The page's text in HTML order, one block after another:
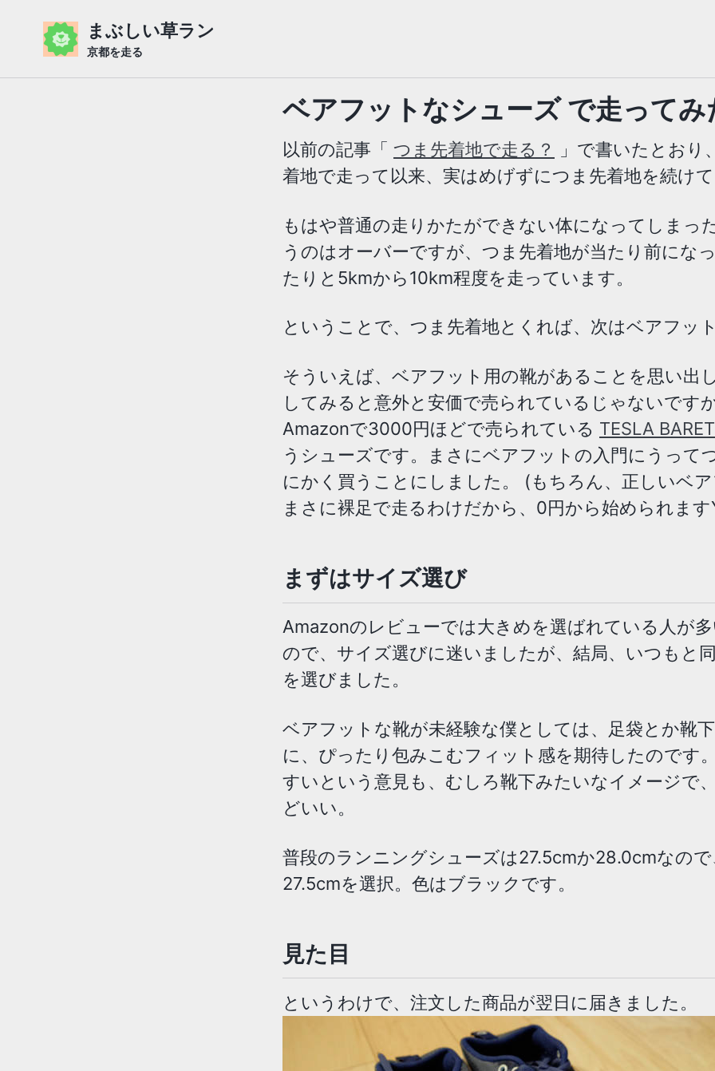
まぶしい草ラン
京都を走る
ベアフットなシューズ で走ってみ
以前の記事「 つま先着地で走る？
」で書いたとおり
着地で走って以来、実はめげずにつま先着地を続け
もはや普通の走りかたができない体になってしまっ
うのはオーバーですが、つま先着地が当たり前にな
たりと5kmから10km程度を走っています。
ということで、つま先着地とくれば、次はベアフッ
そういえば、ベアフット用の靴があることを思い出
してみると意外と安価で売られているじゃないです
Amazonで3000円ほどで売られている TESLA
うシューズです。まさにベアフットの入門にうって
にかく買うことにしました。 (もちろん、正しいベ
まさに裸足で走るわけだから、0円から始められます
まずはサイズ選び
Amazonのレビューでは大きめを選ばれている人が
ので、サイズ選びに迷いましたが、結局、いつもと
を選びました。
ベアフットな靴が未経験な僕としては、足袋とか靴
に、ぴったり包みこむフィット感を期待したのです
すいという意見も、むしろ靴下みたいなイメージで
どいい。
普段のランニングシューズは27.5cmか28.0cmなの
27.5cmを選択。色はブラックです。
見た目
というわけで、注文した商品が翌日に届きました。